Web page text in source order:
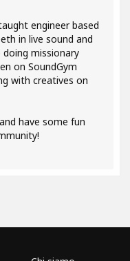
engineer based
in live sound and
missionary
on SoundGym
with creatives on
have some fun